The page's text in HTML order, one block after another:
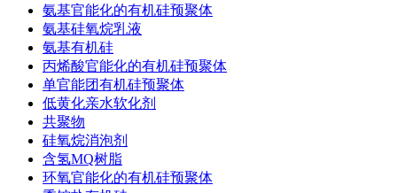
氨基官能化的有机硅预聚体
氨基硅氧烷乳液
氨基有机硅
丙烯酸官能化的有机硅预聚体
单官能团有机硅预聚体
低黄化亲水软化剂
共聚物
硅氧烷消泡剂
含氢MQ树脂
环氧官能化的有机硅预聚体